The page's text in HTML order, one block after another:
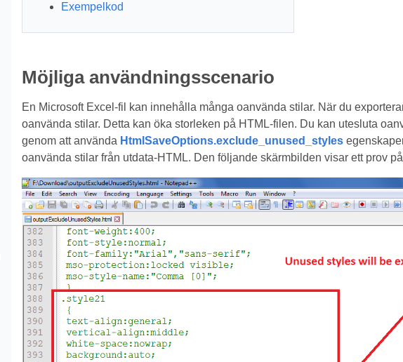
Exempelkod
Möjliga användningsscenario
En Microsoft Excel-fil kan innehålla många oanvända stilar. När du
oanvända stilar. Detta kan öka storleken på HTML-filen. Du kan utesluta
genom att använda HtmlSaveOptions.exclude_unused_styles
oanvända stilar från utdata-HTML. Den följande skärmbilden visar ett prov